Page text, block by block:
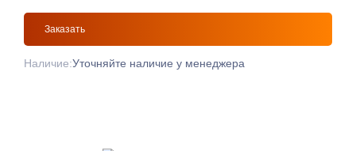
Заказать
Наличие:Уточняйте наличие у менеджера